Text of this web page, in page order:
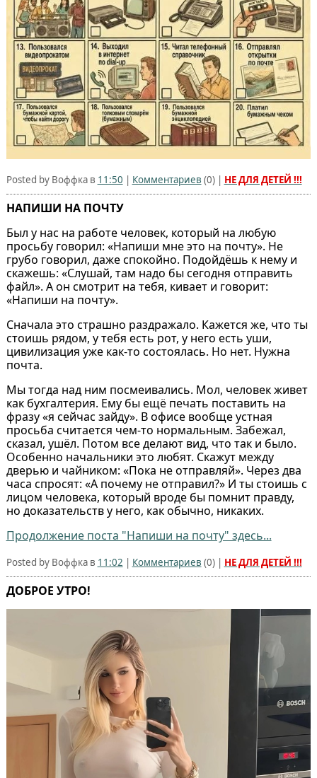
Posted by Воффка в 11:50 | Комментариев (0) | НЕ ДЛЯ ДЕТЕЙ !!!
НАПИШИ НА ПОЧТУ
Был у нас на работе человек, который на любую
просьбу говорил: «Напиши мне это на почту». Не
грубо говорил, даже спокойно. Подойдёшь к нему и
скажешь: «Слушай, там надо бы сегодня отправить
файл». А он смотрит на тебя, кивает и говорит:
«Напиши на почту».
Сначала это страшно раздражало. Кажется же, что ты
стоишь рядом, у тебя есть рот, у него есть уши,
цивилизация уже как-то состоялась. Но нет. Нужна
почта.
Мы тогда над ним посмеивались. Мол, человек живет
как бухгалтерия. Ему бы ещё печать поставить на
фразу «я сейчас зайду». В офисе вообще устная
просьба считается чем-то нормальным. Забежал,
сказал, ушёл. Потом все делают вид, что так и было.
Особенно начальники это любят. Скажут между
дверью и чайником: «Пока не отправляй». Через два
часа спросят: «А почему не отправил?» И ты стоишь с
лицом человека, который вроде бы помнит правду,
но доказательств у него, как обычно, никаких.
Продолжение поста "Напиши на почту" здесь...
Posted by Воффка в 11:02 | Комментариев (0) | НЕ ДЛЯ ДЕТЕЙ !!!
ДОБРОЕ УТРО!